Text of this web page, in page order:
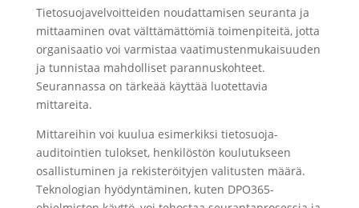
Tietosuojavelvoitteiden noudattamisen seuranta ja
mittaaminen ovat välttämättömiä toimenpiteitä, jotta
organisaatio voi varmistaa vaatimustenmukaisuuden
ja tunnistaa mahdolliset parannuskohteet.
Seurannassa on tärkeää käyttää luotettavia
mittareita.
Mittareihin voi kuulua esimerkiksi tietosuoja-
auditointien tulokset, henkilöstön koulutukseen
osallistuminen ja rekisteröityjen valitusten määrä.
Teknologian hyödyntäminen, kuten DPO365-